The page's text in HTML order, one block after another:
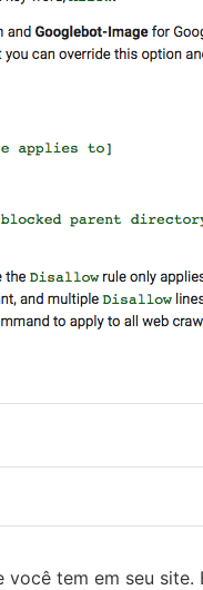
tem em seu